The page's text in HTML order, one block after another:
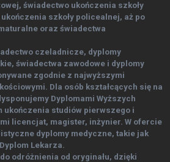
świadectwo ukończenia szkoły
szkoły policealnej, aż po
oraz świadectwa
czeladnicze, dyplomy
świadectwa zawodowe i dyplomy
zgodnie z najwyższymi
Dla osób kształcących się na
Dyplomami Wyższych
ukończenia studiów pierwszego i
licencjat, magister, inżynier. W ofercie
dyplomy medyczne, takie jak
Lekarza.
odróżnienia od oryginału, dzięki